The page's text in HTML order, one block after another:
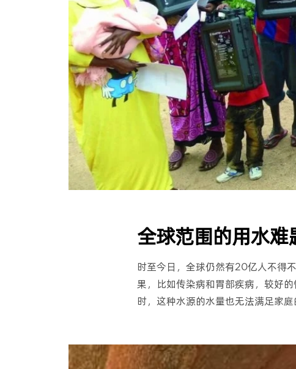
全球范围的用水难
时至今日，全球仍然有20亿人不得
果，比如传染病和胃部疾病，较好
时，这种水源的水量也无法满足家庭